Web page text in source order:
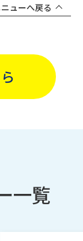
ニューへ戻る
一覧